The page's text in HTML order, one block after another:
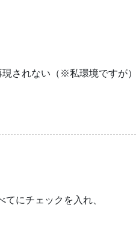
されない（※私環境ですが）
にチェックを入れ、